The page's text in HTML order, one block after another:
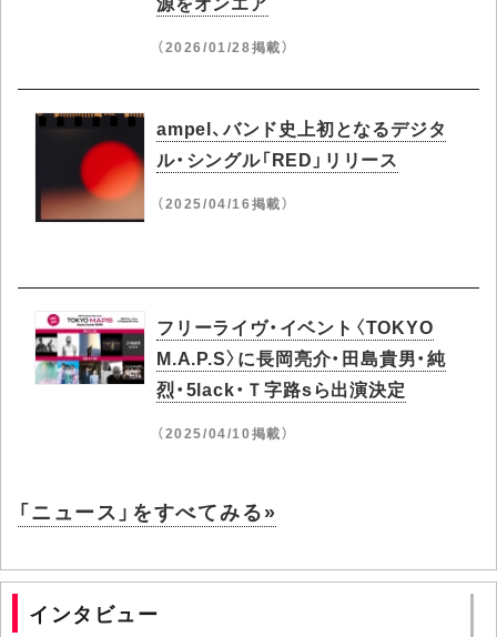
（2026/01/28掲載）
ampel、バンド史上初となるデジタ
ル・シングル「RED」リリース
（2025/04/16掲載）
フリーライヴ・イベント〈TOKYO
M.A.P.S〉に長岡亮介・田島貴男・純
烈・5lack・Ｔ字路sら出演決定
（2025/04/10掲載）
「ニュース」をすべてみる»
インタビュー